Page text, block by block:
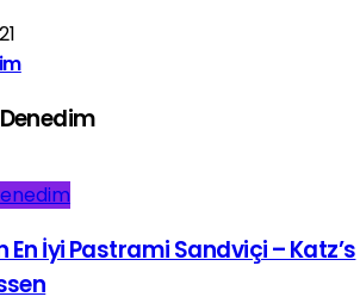
En İyi Pastrami Sandviçi – Katz’s